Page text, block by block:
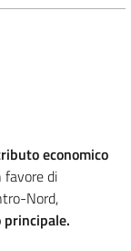
economico
favore di
Nord,
principale.